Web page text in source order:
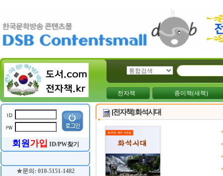
전자책 종이책(새책)
회원가입 ID/PW찾기
★문의: 010-5151-1482
[전자책] 화석시대